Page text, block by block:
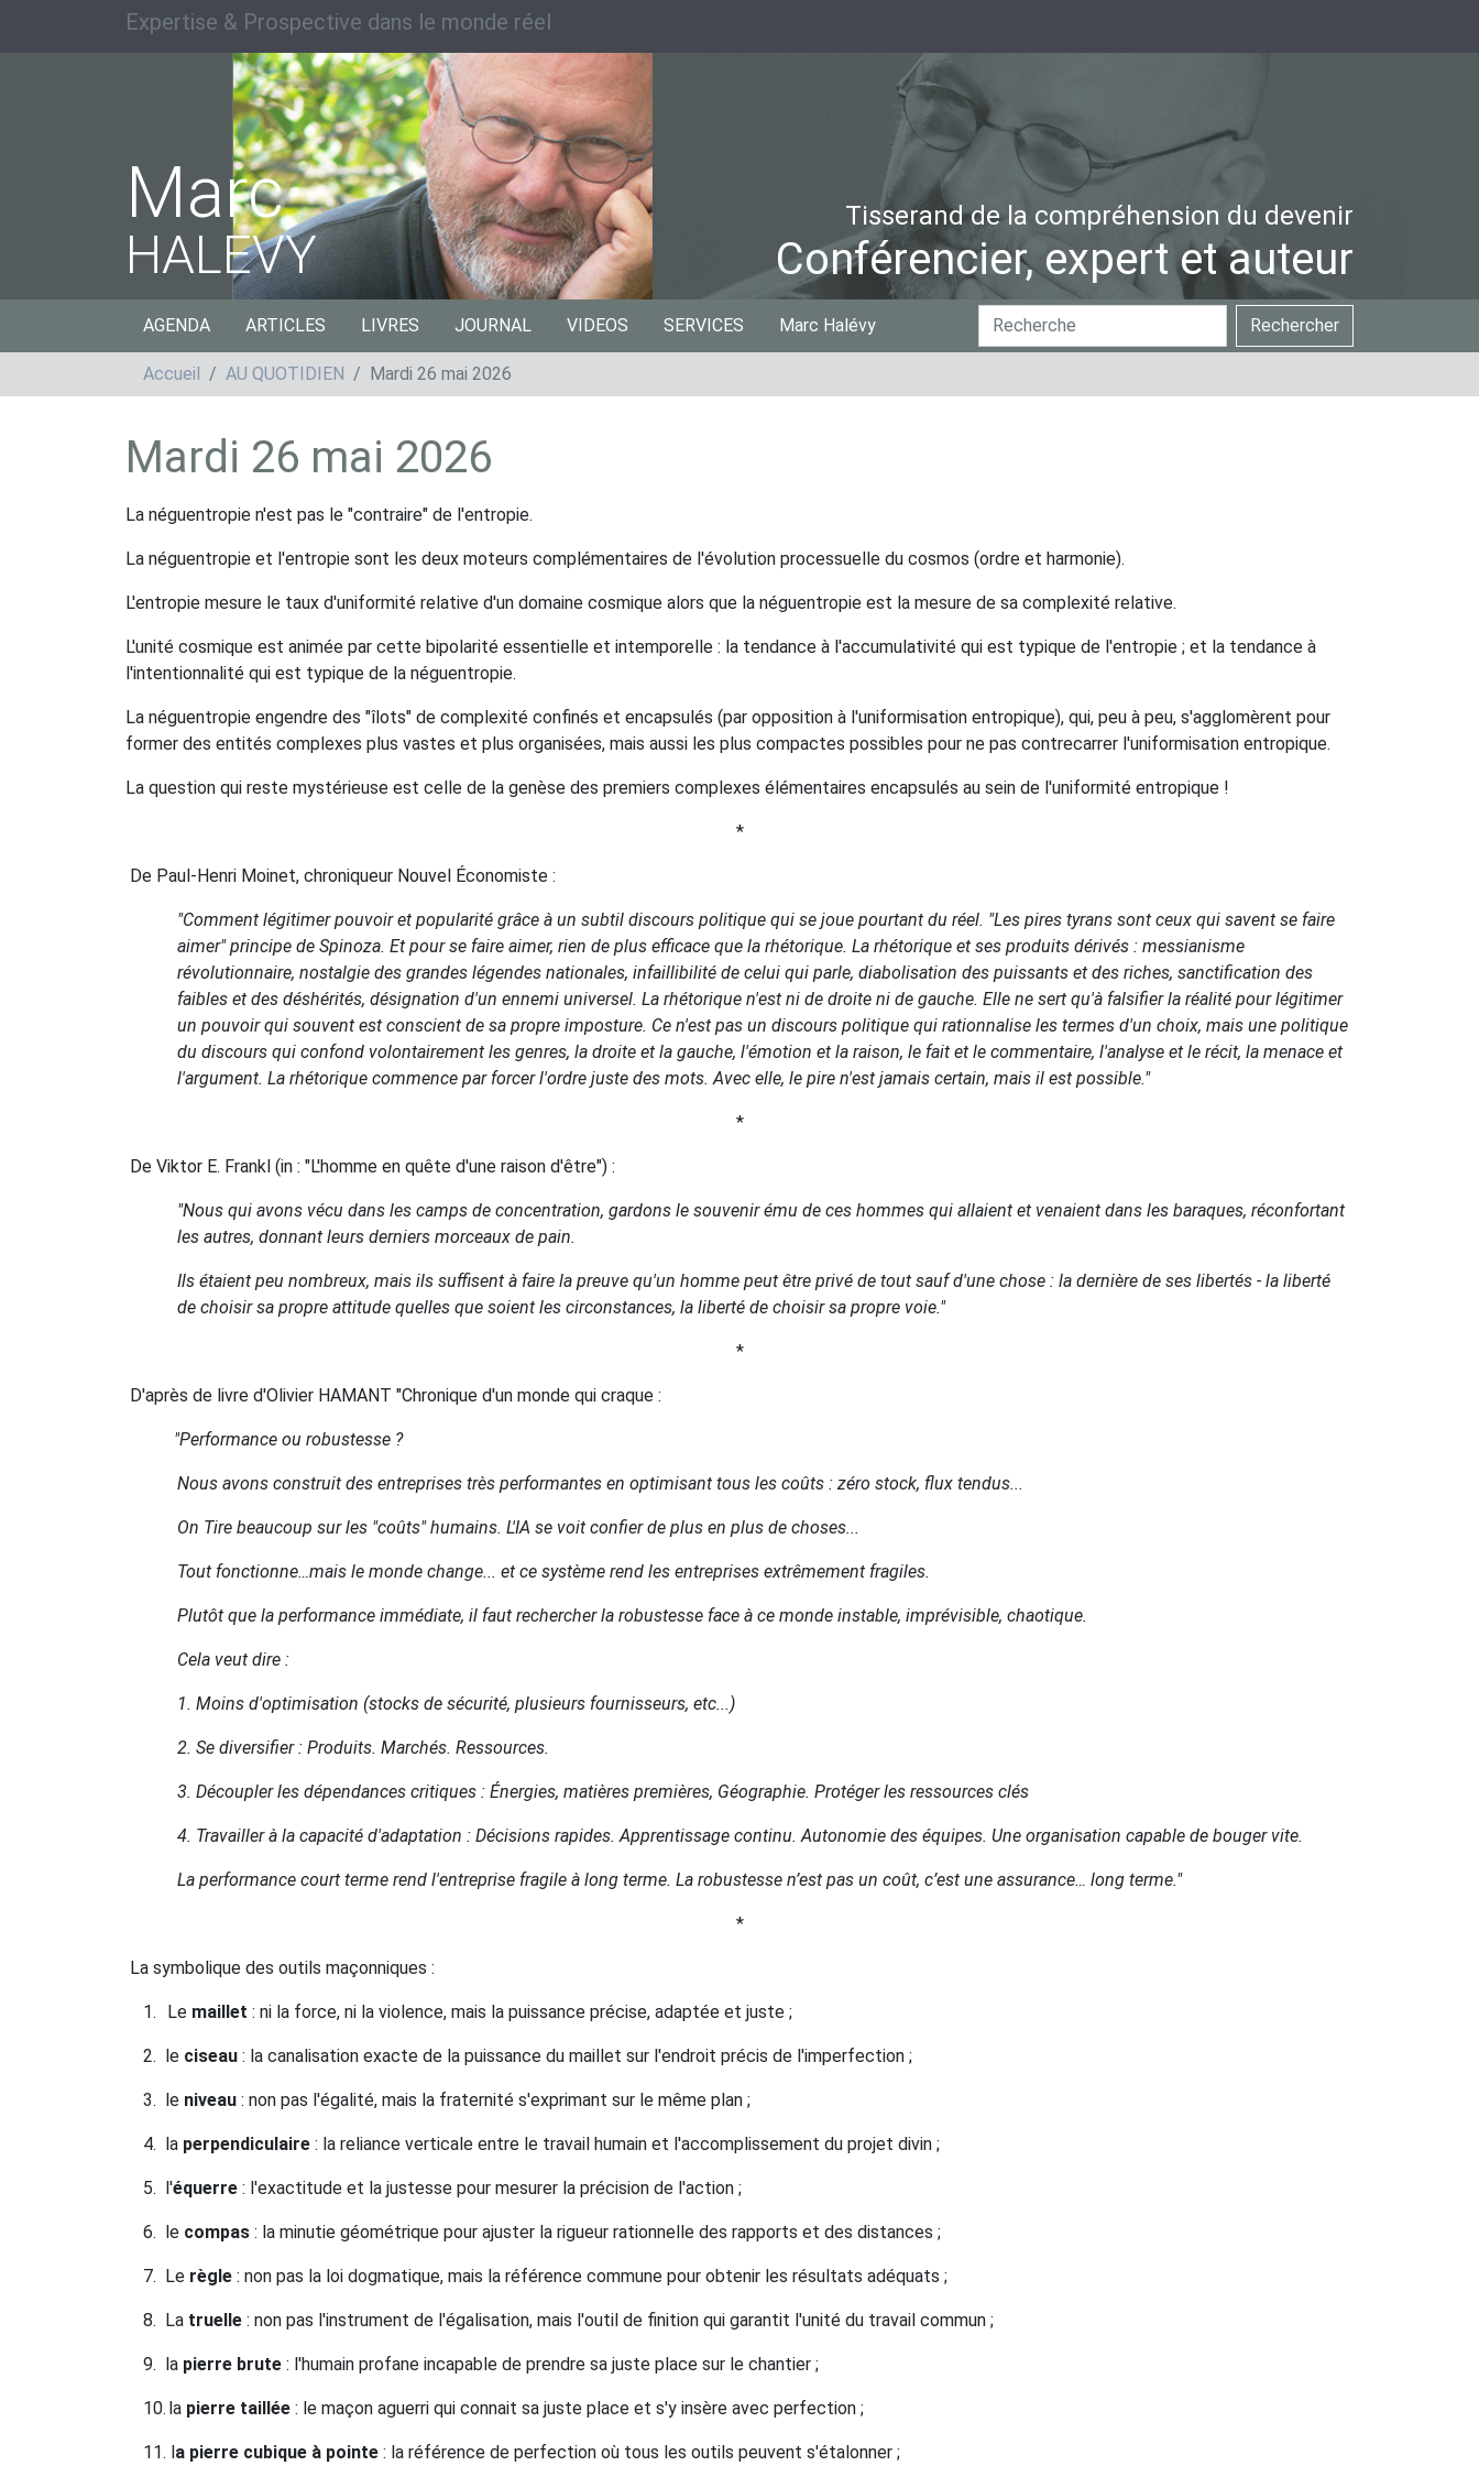
Expertise & Prospective dans le monde réel
Marc
HALEVY
Tisserand de la compréhension du devenir
Conférencier, expert et auteur
AGENDA ARTICLES LIVRES JOURNAL VIDEOS SERVICES Marc Halévy
Chercher
par
Rechercher
Recherche
avancée…
Accueil
AU QUOTIDIEN Mardi 26 mai 2026
Mardi 26 mai 2026
La néguentropie n'est pas le "contraire" de l'entropie.
La néguentropie et l'entropie sont les deux moteurs complémentaires de l'évolution processuelle du cosmos (ordre et harmonie).
L'entropie mesure le taux d'uniformité relative d'un domaine cosmique alors que la néguentropie est la mesure de sa complexité relative.
L'unité cosmique est animée par cette bipolarité essentielle et intemporelle : la tendance à l'accumulativité qui est typique de l'entropie ; et la tendance à
l'intentionnalité qui est typique de la néguentropie.
La néguentropie engendre des "îlots" de complexité confinés et encapsulés (par opposition à l'uniformisation entropique), qui, peu à peu, s'agglomèrent pour
former des entités complexes plus vastes et plus organisées, mais aussi les plus compactes possibles pour ne pas contrecarrer l'uniformisation entropique.
La question qui reste mystérieuse est celle de la genèse des premiers complexes élémentaires encapsulés au sein de l'uniformité entropique !
*
De Paul-Henri Moinet, chroniqueur Nouvel Économiste :
"Comment légitimer pouvoir et popularité grâce à un subtil discours politique qui se joue pourtant du réel. "Les pires tyrans sont ceux qui savent se faire
aimer" principe de Spinoza. Et pour se faire aimer, rien de plus efficace que la rhétorique. La rhétorique et ses produits dérivés : messianisme
révolutionnaire, nostalgie des grandes légendes nationales, infaillibilité de celui qui parle, diabolisation des puissants et des riches, sanctification des
faibles et des déshérités, désignation d'un ennemi universel. La rhétorique n'est ni de droite ni de gauche. Elle ne sert qu'à falsifier la réalité pour légitimer
un pouvoir qui souvent est conscient de sa propre imposture. Ce n'est pas un discours politique qui rationnalise les termes d'un choix, mais une politique
du discours qui confond volontairement les genres, la droite et la gauche, l'émotion et la raison, le fait et le commentaire, l'analyse et le récit, la menace et
l'argument. La rhétorique commence par forcer l'ordre juste des mots. Avec elle, le pire n'est jamais certain, mais il est possible."
*
De Viktor E. Frankl (in : "L'homme en quête d'une raison d'être") :
"Nous qui avons vécu dans les camps de concentration, gardons le souvenir ému de ces hommes qui allaient et venaient dans les baraques, réconfortant
les autres, donnant leurs derniers morceaux de pain.
Ils étaient peu nombreux, mais ils suffisent à faire la preuve qu'un homme peut être privé de tout sauf d'une chose : la dernière de ses libertés - la liberté
de choisir sa propre attitude quelles que soient les circonstances, la liberté de choisir sa propre voie."
*
D'après de livre d'Olivier HAMANT "Chronique d'un monde qui craque :
"Performance ou robustesse ?
Nous avons construit des entreprises très performantes en optimisant tous les coûts : zéro stock, flux tendus...
On Tire beaucoup sur les "coûts" humains. L'IA se voit confier de plus en plus de choses...
Tout fonctionne…mais le monde change... et ce système rend les entreprises extrêmement fragiles.
Plutôt que la performance immédiate, il faut rechercher la robustesse face à ce monde instable, imprévisible, chaotique.
Cela veut dire :
1. Moins d'optimisation (stocks de sécurité, plusieurs fournisseurs, etc...)
2. Se diversifier : Produits. Marchés. Ressources.
3. Découpler les dépendances critiques : Énergies, matières premières, Géographie. Protéger les ressources clés
4. Travailler à la capacité d'adaptation : Décisions rapides. Apprentissage continu. Autonomie des équipes. Une organisation capable de bouger vite.
La performance court terme rend l'entreprise fragile à long terme. La robustesse n’est pas un coût, c’est une assurance… long terme."
*
La symbolique des outils maçonniques :
1. Le maillet : ni la force, ni la violence, mais la puissance précise, adaptée et juste ;
2. le ciseau : la canalisation exacte de la puissance du maillet sur l'endroit précis de l'imperfection ;
3. le niveau : non pas l'égalité, mais la fraternité s'exprimant sur le même plan ;
4. la perpendiculaire : la reliance verticale entre le travail humain et l'accomplissement du projet divin ;
5. l'équerre : l'exactitude et la justesse pour mesurer la précision de l'action ;
6. le compas : la minutie géométrique pour ajuster la rigueur rationnelle des rapports et des distances ;
7. Le règle : non pas la loi dogmatique, mais la référence commune pour obtenir les résultats adéquats ;
8. La truelle : non pas l'instrument de l'égalisation, mais l'outil de finition qui garantit l'unité du travail commun ;
9. la pierre brute : l'humain profane incapable de prendre sa juste place sur le chantier ;
10. la pierre taillée : le maçon aguerri qui connait sa juste place et s'y insère avec perfection ;
11. la pierre cubique à pointe : la référence de perfection où tous les outils peuvent s'étalonner ;